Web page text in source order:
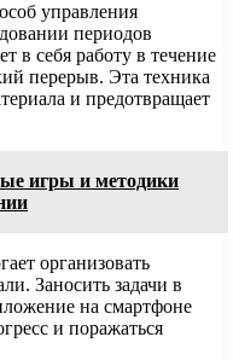
управления
периодов
в себя работу в течение
перерыв. Эта техника
и предотвращает
игры и методики
организовать
Заносить задачи в
на смартфоне
и поражаться